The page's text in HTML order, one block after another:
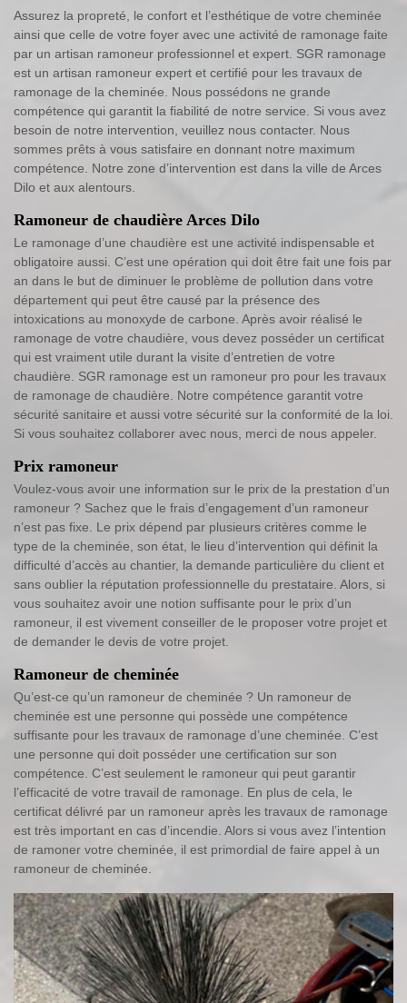
Assurez la propreté, le confort et l’esthétique de votre cheminée
ainsi que celle de votre foyer avec une activité de ramonage faite
par un artisan ramoneur professionnel et expert. SGR ramonage
est un artisan ramoneur expert et certifié pour les travaux de
ramonage de la cheminée. Nous possédons ne grande
compétence qui garantit la fiabilité de notre service. Si vous avez
besoin de notre intervention, veuillez nous contacter. Nous
sommes prêts à vous satisfaire en donnant notre maximum
compétence. Notre zone d’intervention est dans la ville de Arces
Dilo et aux alentours.
Ramoneur de chaudière Arces Dilo
Le ramonage d’une chaudière est une activité indispensable et
obligatoire aussi. C’est une opération qui doit être fait une fois par
an dans le but de diminuer le problème de pollution dans votre
département qui peut être causé par la présence des
intoxications au monoxyde de carbone. Après avoir réalisé le
ramonage de votre chaudière, vous devez posséder un certificat
qui est vraiment utile durant la visite d’entretien de votre
chaudière. SGR ramonage est un ramoneur pro pour les travaux
de ramonage de chaudière. Notre compétence garantit votre
sécurité sanitaire et aussi votre sécurité sur la conformité de la loi.
Si vous souhaitez collaborer avec nous, merci de nous appeler.
Prix ramoneur
Voulez-vous avoir une information sur le prix de la prestation d’un
ramoneur ? Sachez que le frais d’engagement d’un ramoneur
n’est pas fixe. Le prix dépend par plusieurs critères comme le
type de la cheminée, son état, le lieu d’intervention qui définit la
difficulté d’accès au chantier, la demande particulière du client et
sans oublier la réputation professionnelle du prestataire. Alors, si
vous souhaitez avoir une notion suffisante pour le prix d’un
ramoneur, il est vivement conseiller de le proposer votre projet et
de demander le devis de votre projet.
Ramoneur de cheminée
Qu’est-ce qu’un ramoneur de cheminée ? Un ramoneur de
cheminée est une personne qui possède une compétence
suffisante pour les travaux de ramonage d’une cheminée. C’est
une personne qui doit posséder une certification sur son
compétence. C’est seulement le ramoneur qui peut garantir
l’efficacité de votre travail de ramonage. En plus de cela, le
certificat délivré par un ramoneur après les travaux de ramonage
est très important en cas d’incendie. Alors si vous avez l’intention
de ramoner votre cheminée, il est primordial de faire appel à un
ramoneur de cheminée.